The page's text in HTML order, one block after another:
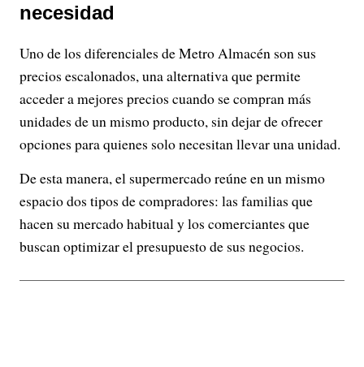
necesidad
Uno de los diferenciales de Metro Almacén son sus
precios escalonados, una alternativa que permite
acceder a mejores precios cuando se compran más
unidades de un mismo producto, sin dejar de ofrecer
opciones para quienes solo necesitan llevar una unidad.
De esta manera, el supermercado reúne en un mismo
espacio dos tipos de compradores: las familias que
hacen su mercado habitual y los comerciantes que
buscan optimizar el presupuesto de sus negocios.